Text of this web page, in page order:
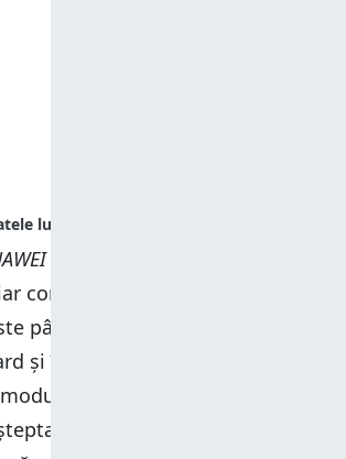
Watch 4 Pro
compania spune că aceasta ar
până la 4 zile și jumătate în
și între 12 și 21 de zile atunci
modul